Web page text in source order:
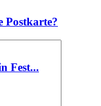
Postkarte?
Fest...